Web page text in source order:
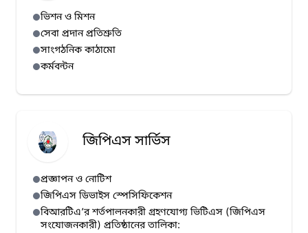
ভিশন ও মিশন
সেবা প্রদান প্রতিশ্রুতি
সাংগঠনিক কাঠামো
কর্মবন্টন
জিপিএস সার্ভিস
প্রজ্ঞাপন ও নোটিশ
জিপিএস ডিভাইস স্পেসিফিকেশন
বিআরটিএ’র শর্তপালনকারী গ্রহণযোগ্য ভিটিএস (জিপিএস
সংযোজনকারী) প্রতিষ্ঠানের তালিকা: